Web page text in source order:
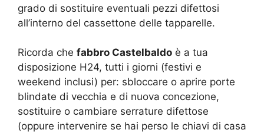
grado di sostituire eventuali pezzi difettosi
all’interno del cassettone delle tapparelle.
Ricorda che fabbro Castelbaldo è a tua
disposizione H24, tutti i giorni (festivi e
weekend inclusi) per: sbloccare o aprire porte
blindate di vecchia e di nuova concezione,
sostituire o cambiare serrature difettose
(oppure intervenire se hai perso le chiavi di casa